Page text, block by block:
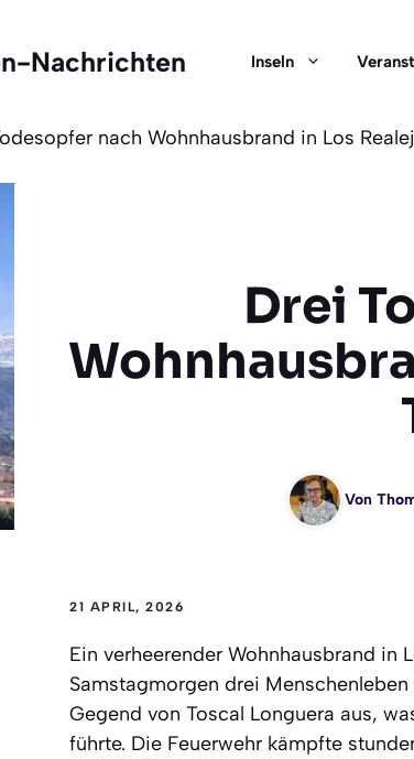
Nachrichten Inseln
nach Wohnhausbrand in Los
Drei
Von
21 APRIL, 2026
Ein verheerender Wohnhausbrand in
Samstagmorgen drei
Gegend von Toscal Longuera aus,
führte. Die Feuerwehr kämpfte